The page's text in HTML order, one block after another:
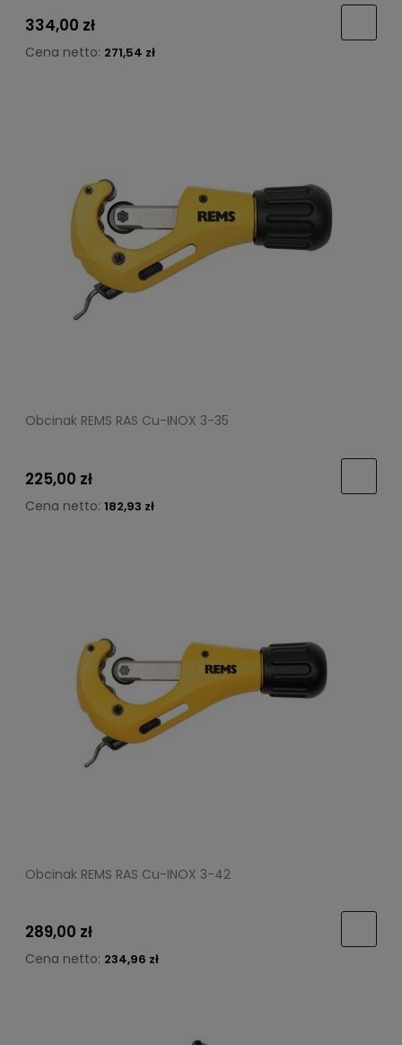
334,00 zł
Cena netto: 271,54 zł
Obcinak REMS RAS Cu-INOX 3-35
225,00 zł
Cena netto: 182,93 zł
Obcinak REMS RAS Cu-INOX 3-42
289,00 zł
Cena netto: 234,96 zł